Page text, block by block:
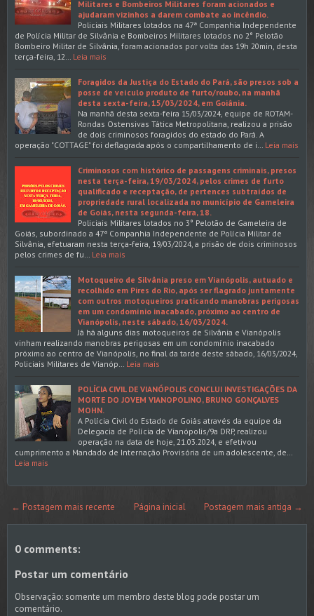
Militares e Bombeiros Militares foram acionados e
ajudaram vizinhos a darem combate ao incêndio.
Policiais Militares lotados na 47ª Companhia Independente
de Polícia Militar de Silvânia e Bombeiros Militares lotados no 2° Pelotão
Bombeiro Militar de Silvânia, foram acionados por volta das 19h 20min, desta
terça-feira, 12… Leia mais
Foragidos da Justiça do Estado do Pará, são presos sob a
posse de veículo produto de furto/roubo, na manhã
desta sexta-feira, 15/03/2024, em Goiânia.
Na manhã desta sexta-feira 15/03/2024, equipe de ROTAM-
Rondas Ostensivas Tática Metropolitana, realizou a prisão
de dois criminosos foragidos do estado do Pará. A
operação "COTTAGE" foi deflagrada após o compartilhamento de i… Leia mais
Criminosos com histórico de passagens criminais, presos
nesta terça-feira, 19/03/2024, pelos crimes de furto
qualificado e receptação, de pertences subtraídos de
propriedade rural localizada no município de Gameleira
de Goiás, nesta segunda-feira, 18.
Policiais Militares lotados no 3° Pelotão de Gameleira de
Goiás, subordinado a 47ª Companhia Independente de Polícia Militar de
Silvânia, efetuaram nesta terça-feira, 19/03/2024, a prisão de dois criminosos
pelos crimes de fu… Leia mais
Motoqueiro de Silvânia preso em Vianópolis, autuado e
recolhido em Pires do Rio, após ser flagrado juntamente
com outros motoqueiros praticando manobras perigosas
em um condomínio inacabado, próximo ao centro de
Vianópolis, neste sábado, 16/03/2024.
Já há alguns dias motoqueiros de Silvânia e Vianópolis
vinham realizando manobras perigosas em um condomínio inacabado
próximo ao centro de Vianópolis, no final da tarde deste sábado, 16/03/2024,
Policiais Militares de Vianóp… Leia mais
POLÍCIA CIVIL DE VIANÓPOLIS CONCLUI INVESTIGAÇÕES DA
MORTE DO JOVEM VIANOPOLINO, BRUNO GONÇALVES
MOHN.
A Polícia Civil do Estado de Goiás através da equipe da
Delegacia de Polícia de Vianópolis/9a DRP, realizou
operação na data de hoje, 21.03.2024, e efetivou
cumprimento a Mandado de Internação Provisória de um adolescente, de…
Leia mais
← Postagem mais recente Postagem mais antiga →
Página inicial
0 comments:
Postar um comentário
Observação: somente um membro deste blog pode postar um
comentário.